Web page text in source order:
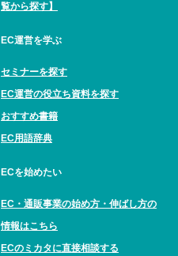
覧から探す】
EC運営を学ぶ
セミナーを探す
EC運営の役立ち資料を探す
おすすめ書籍
EC用語辞典
ECを始めたい
EC・通販事業の始め方・伸ばし方の
情報はこちら
ECのミカタに直接相談する